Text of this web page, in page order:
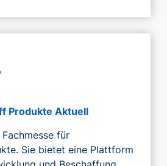
Produkte Aktuell
für
Sie bietet eine Plattform